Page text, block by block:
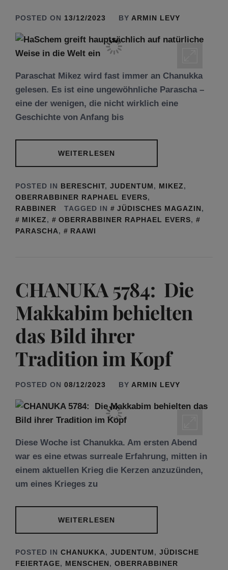
POSTED ON 13/12/2023 BY ARMIN LEVY
Paraschat Mikez wird fast immer an Chanukka
gelesen. Es ist eine ungewöhnliche Parascha –
eine der wenigen, die nicht wirklich eine
Geschichte von Anfang bis
WEITERLESEN
POSTED IN BERESCHIT, JUDENTUM, MIKEZ,
OBERRABBINER RAPHAEL EVERS,
RABBINER
TAGGED IN JÜDISCHES MAGAZIN,
MIKEZ, OBERRABBINER RAPHAEL EVERS,
PARASCHA, RAAWI
CHANUKA 5784: Die
Makkabim behielten
das Bild ihrer
Tradition im Kopf
POSTED ON 08/12/2023 BY ARMIN LEVY
Diese Woche ist Chanukka. Am ersten Abend
war es eine etwas surreale Erfahrung, mitten in
einem aktuellen Krieg die Kerzen anzuzünden,
um eines Krieges zu
WEITERLESEN
POSTED IN CHANUKKA, JUDENTUM, JÜDISCHE
FEIERTAGE, MENSCHEN, OBERRABBINER